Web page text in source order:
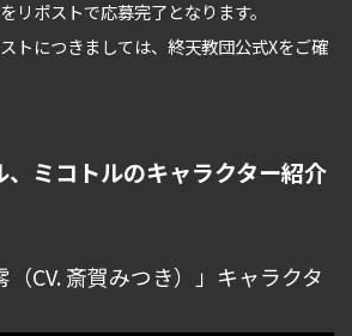
リポストで応募完了となります。
トにつきましては、終天教団公式Xをご確
、ミコトルのキャラクター紹介
CV. 斎賀みつき）」キャラクタ